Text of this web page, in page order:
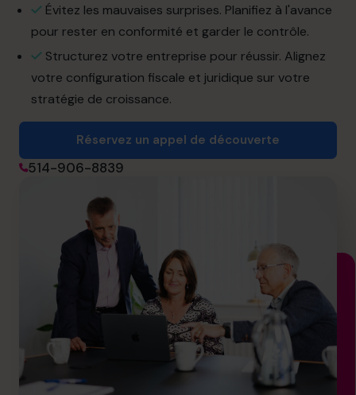
Évitez les mauvaises surprises. Planifiez à l'avance
pour rester en conformité et garder le contrôle.
Structurez votre entreprise pour réussir. Alignez
votre configuration fiscale et juridique sur votre
stratégie de croissance.
Réservez un appel de découverte
514-906-8839